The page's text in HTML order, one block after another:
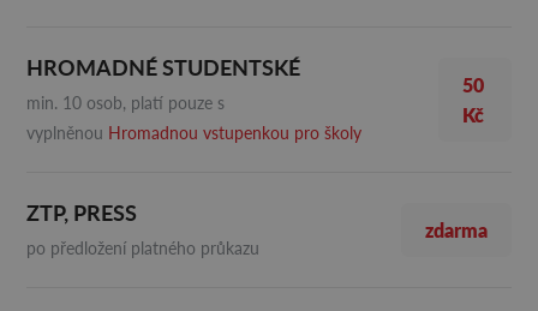
HROMADNÉ STUDENTSKÉ
min. 10 osob, platí pouze s
vyplněnou Hromadnou vstupenkou pro školy
50
Kč
ZTP, PRESS
po předložení platného průkazu
zdarma